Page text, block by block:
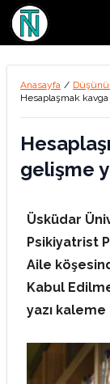
Anasayfa /
Hesaplaşmak
gelişme
Üsküdar
Psikiyatrist
Aile
Kabul
yazı kaleme